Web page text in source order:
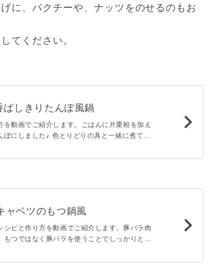
に、パクチーや、ナッツをのせるのもお
てください。
ばしきりたんぽ風鍋
を動画でご紹介します。ごはんに片栗粉を加え
にしました♪ 色とりどりの具と一緒に煮て、
ャベツのもつ鍋風
シピと作り方を動画でご紹介します。豚バラ肉
つではなく豚バラを使うことでしっかりと旨